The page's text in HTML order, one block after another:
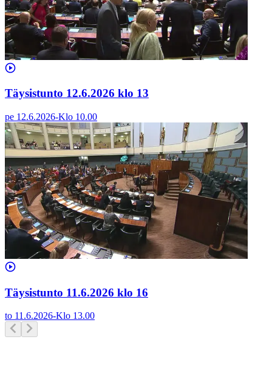
Täysistunto 12.6.2026 klo 13
pe 12.6.2026-Klo 10.00
Täysistunto 11.6.2026 klo 16
to 11.6.2026-Klo 13.00